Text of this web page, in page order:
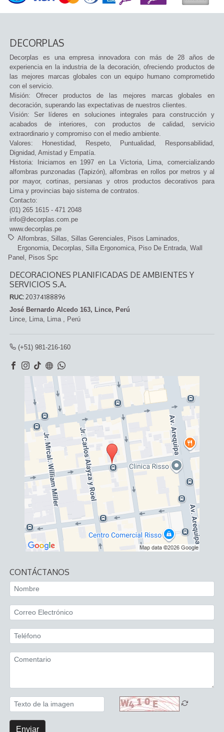
DECORPLAS
Decorplas es una empresa innovadora con más de 28 años de
experiencia en la industria de la decoración, ofreciendo productos de
las mejores marcas globales con un equipo humano comprometido
con el servicio.
Misión: Ofrecer productos de las mejores marcas globales en
decoración, superando las expectativas de nuestros clientes.
Visión: Ser líderes en soluciones integrales para construcción y
acabados de interiores, con productos de calidad, servicio
extraordinario y compromiso con el medio ambiente.
Valores: Honestidad, Respeto, Puntualidad, Responsabilidad,
Dignidad, Amistad y Empatía.
Historia: Iniciamos en 1997 en La Victoria, Lima, comercializando
alfombras punzonadas (Tapizón), alfombras en rollos por metros y al
por mayor, cortinas, persianas y otros productos decorativos para
Lima y provincias bajo sistema de contratos.
Contacto:
(01) 265 1615 - 471 2048
info@decorplas.com.pe
www.decorplas.pe
Alfombras
Sillas Sillas Gerenciales
Pisos Laminados
Ergonomia Decorplas Silla Ergonomica Piso De Entrada Wall
Panel
Pisos Spc
DECORACIONES PLANIFICADAS DE AMBIENTES Y
SERVICIOS S.A.
RUC:20374188896
José Bernardo Alcedo 163, Lince, Perú
Lince, Lima, Lima Perú
(+51) 981-216-160
CONTÁCTANOS
Enviar